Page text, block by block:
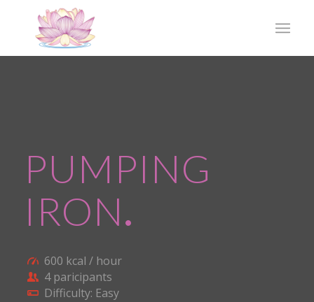
PUMPING
IRON.
600 kcal / hour
4 paricipants
Difficulty: Easy